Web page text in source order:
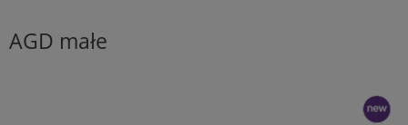
AGD małe